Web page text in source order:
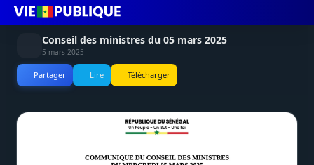
Conseil des ministres du 05 mars 2025
5 mars 2025
Partager Lire Télécharger